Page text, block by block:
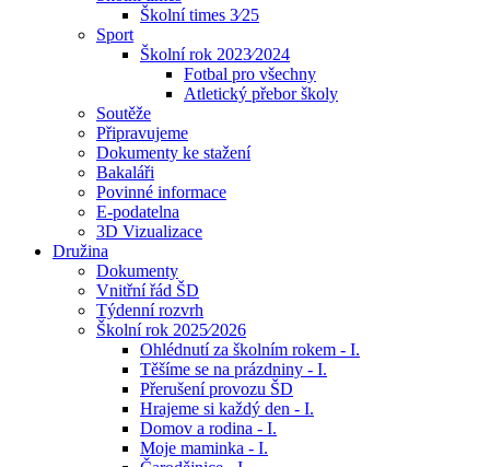
Školní times 3⁄25
Sport
Školní rok 2023⁄2024
Fotbal pro všechny
Atletický přebor školy
Soutěže
Připravujeme
Dokumenty ke stažení
Bakaláři
Povinné informace
E-podatelna
3D Vizualizace
Družina
Dokumenty
Vnitřní řád ŠD
Týdenní rozvrh
Školní rok 2025⁄2026
Ohlédnutí za školním rokem - I.
Těšíme se na prázdniny - I.
Přerušení provozu ŠD
Hrajeme si každý den - I.
Domov a rodina - I.
Moje maminka - I.